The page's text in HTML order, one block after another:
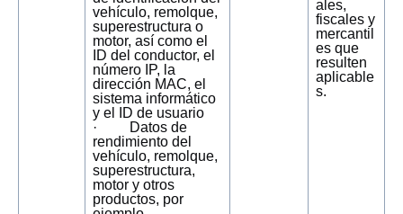
vehículo, remolque,
superestructura o
motor, así como el
ID del conductor, el
número IP, la
dirección MAC, el
sistema informático
y el ID de usuario
· Datos de
rendimiento del
vehículo, remolque,
superestructura,
motor y otros
productos, por
ales,
fiscales y
mercantil
es que
resulten
aplicable
s.